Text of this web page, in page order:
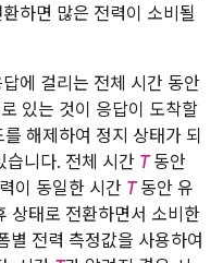
하면 많은 전력이 소비될
에 걸리는 전체 시간 동안
있는 것이 응답이 도착할
해제하여 정지 상태가 되
습니다. 전체 시간 T동안
이 동일한 시간 T동안 유
상태로 전환하면서 소비한
별 전력 측정값을 사용하여